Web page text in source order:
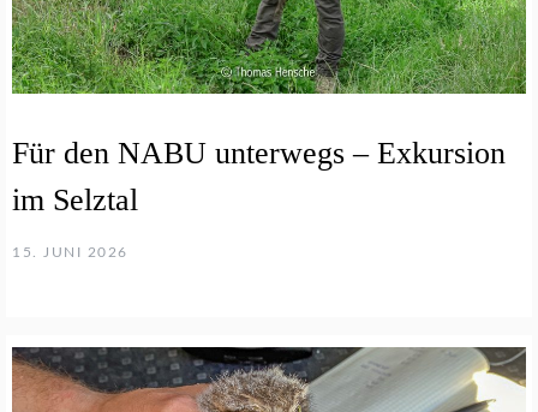
Für den NABU unterwegs – Exkursion
im Selztal
15. JUNI 2026